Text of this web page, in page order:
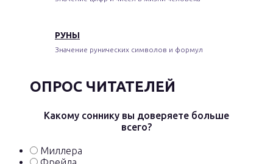
РУНЫ
Значение рунических символов и формул
ОПРОС ЧИТАТЕЛЕЙ
Какому соннику вы доверяете больше
всего?
Миллера